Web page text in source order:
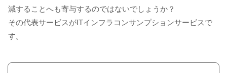
減することへも寄与するのではないでしょうか？
その代表サービスがITインフラコンサンプションサービスで
す。